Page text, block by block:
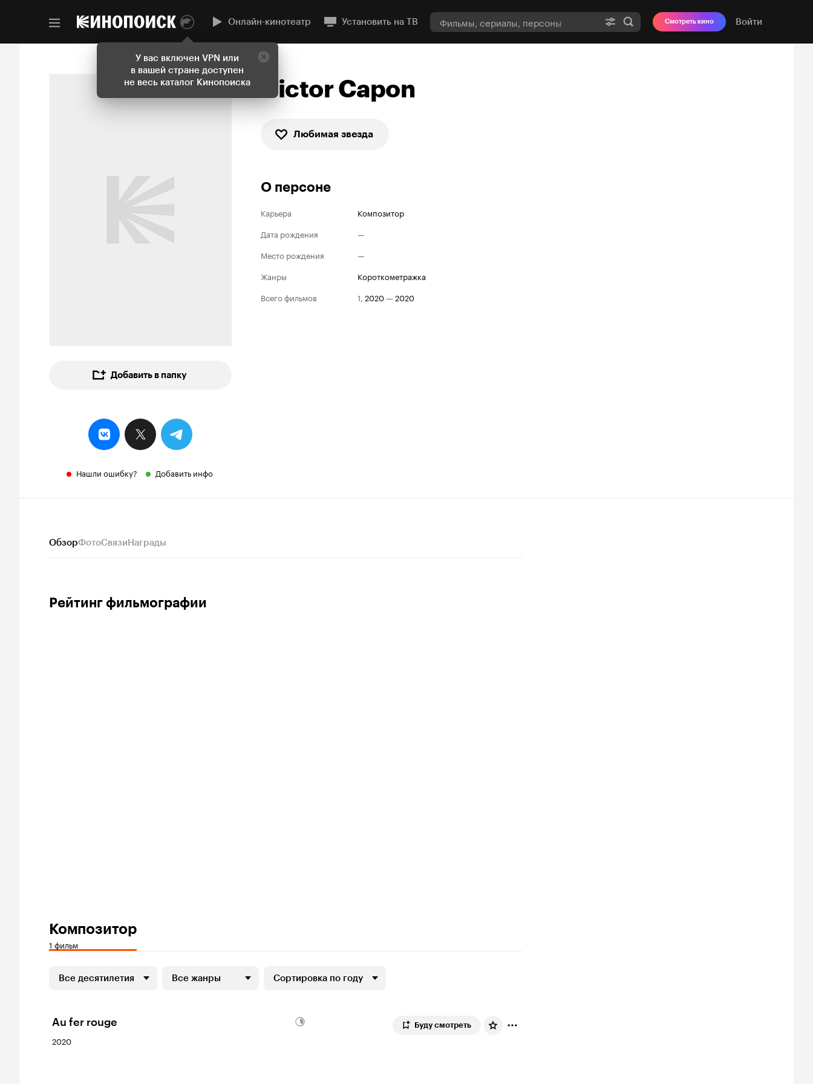
У вас включен VPN или
в вашей стране доступен
не весь каталог Кинопоиска
Онлайн-кинотеатр Установить на ТВ Смотреть кино Войти
Добавить в папку
Нашли ошибку? Добавить инфо
Victor Capon
Любимая звезда
О персоне
Карьера
Композитор
Дата рождения
—
Место рождения
—
Жанры
короткометражка
Всего фильмов
1, 2020— 2020
ОбзорФотоСвязиНаграды
Рейтинг фильмографии
Композитор
1 фильм
Все десятилетия Все жанры Сортировка по году
Au fer rouge
2020
Буду смотреть